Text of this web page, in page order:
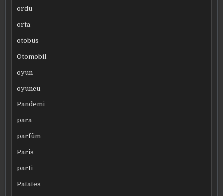
ordu
orta
otobüs
Otomobil
oyun
oyuncu
Pandemi
para
parfüm
Paris
parti
Patates